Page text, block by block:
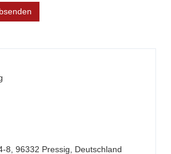
8, 96332 Pressig, Deutschland